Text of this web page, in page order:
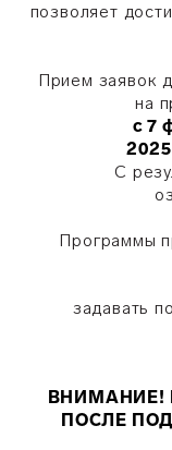
позволяет
Прием заявок
на
с 7
С
Программы
задавать
ВНИМАНИЕ!
ПОСЛЕ